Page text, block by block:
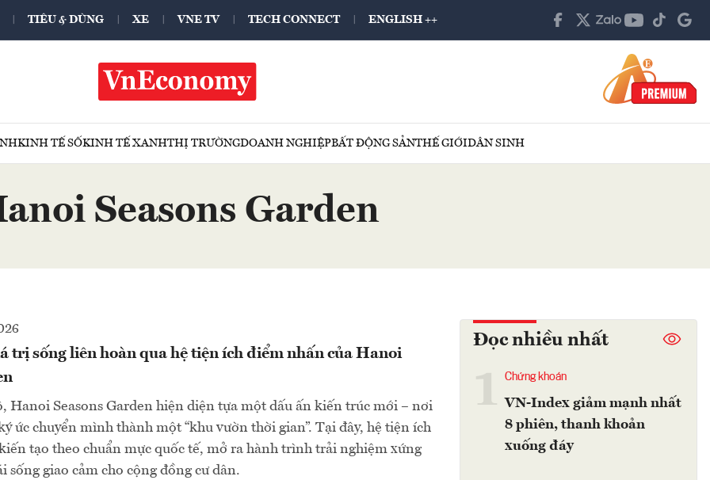
TIÊU & DÙNG XE VNE TV TECH CONNECT ENGLISH ++
KINH TẾ SỐKINH TẾ XANHTHỊ TRƯỜNGDOANH NGHIỆPBẤT ĐỘNG SẢNTHẾ GIỚIDÂN SINH
Seasons Garden
trị sống liên hoàn qua hệ tiện ích điểm nhấn của Hanoi
Hanoi Seasons Garden hiện diện tựa một dấu ấn kiến trúc mới – nơi
ức chuyển mình thành một “khu vườn thời gian”. Tại đây, hệ tiện ích
tạo theo chuẩn mực quốc tế, mở ra hành trình trải nghiệm xứng
sống giao cảm cho cộng đồng cư dân.
Đọc nhiều nhất
Chứng khoán
VN-Index giảm mạnh nhất
8 phiên, thanh khoản
xuống đáy